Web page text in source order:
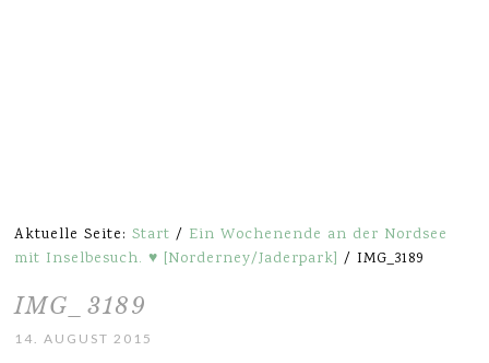
Aktuelle Seite:Start / Ein Wochenende an der Nordsee
mit Inselbesuch. ♥ [Norderney/Jaderpark] / IMG_3189
IMG_3189
14. AUGUST 2015